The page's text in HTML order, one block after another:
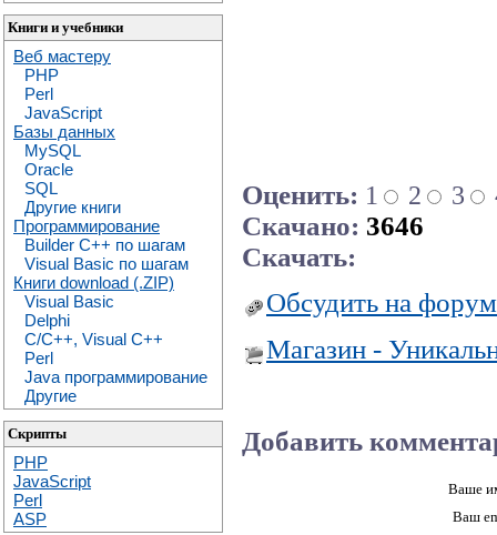
Книги и учебники
Веб мастеру
PHP
Perl
JavaScript
Базы данных
MySQL
Oracle
SQL
Другие книги
Программирование
Builder C++ по шагам
Visual Basic по шагам
Книги download (.ZIP)
Visual Basic
Delphi
C/C++, Visual C++
Perl
Java программирование
Другие
Скрипты
PHP
JavaScript
Perl
ASP
Оценить: 1 2 3
Скачано: 3646
Скачать:
Обсудить на
Магазин -
Добавить
Ваше
Ваш